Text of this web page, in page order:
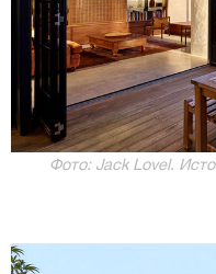
Фото: Jack Lovel.